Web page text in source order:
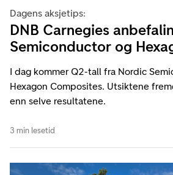
Dagens aksjetips:
DNB Carnegies
Semiconductor og
I dag kommer Q2-tall fra Nordic
Hexagon Composites. Utsiktene
enn selve resultatene.
3 min lesetid